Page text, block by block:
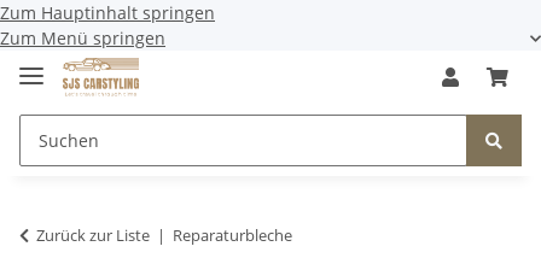
Zum Hauptinhalt springen
Zum Menü springen
Zurück zur Liste Reparaturbleche